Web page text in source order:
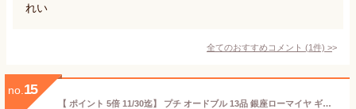
れい
全てのおすすめコメント (1件) >
no. 15
【 ポイント 5倍 11/30迄】 プチ オードブル 13品 銀座ローマイヤ ギフト 洋風 おせち 1~ 2人前 食品 贈り物 ローストビーフ 生ハム 肉 詰合せ ケーキ 洋惣菜 おつまみ 送料無料 パーティー 贅沢 ワイン 誕生日 プレゼント 2025年 洋風おせち クリスマス 子供 こども 記念日